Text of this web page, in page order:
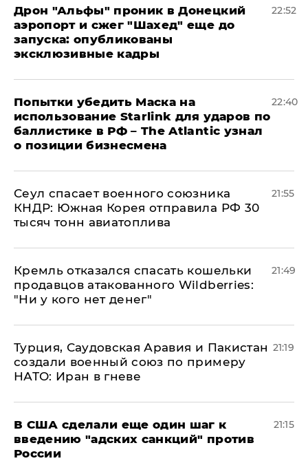
Дрон "Альфы" проник в Донецкий
аэропорт и сжег "Шахед" еще до
запуска: опубликованы
эксклюзивные кадры
22:52
Попытки убедить Маска на
использование Starlink для ударов по
баллистике в РФ – The Atlantic узнал
о позиции бизнесмена
22:40
​Сеул спасает военного союзника
КНДР: Южная Корея отправила РФ 30
тысяч тонн авиатоплива
21:55
Кремль отказался спасать кошельки
продавцов атакованного Wildberries:
"Ни у кого нет денег"
21:49
Турция, Саудовская Аравия и Пакистан
создали военный союз по примеру
НАТО: Иран в гневе
21:19
В США сделали еще один шаг к
введению "адских санкций" против
России
21:15